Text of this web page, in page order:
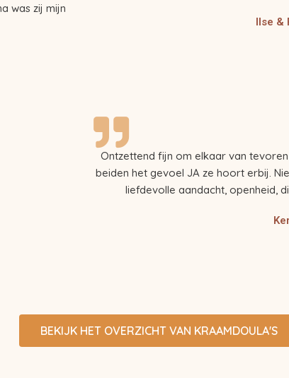
was zij mijn
Ilse &
Ontzettend fijn om elkaar van
beiden het gevoel JA ze hoort erbij.
liefdevolle aandacht, openheid,
BEKIJK HET OVERZICHT VAN KRAAMDOULA'S